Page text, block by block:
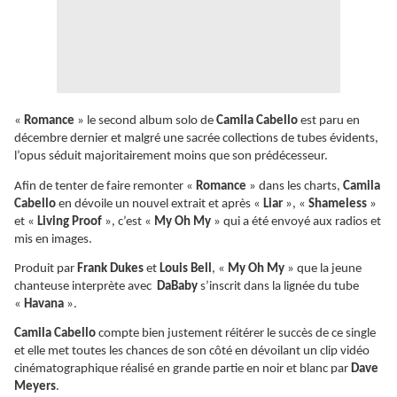
« Romance » le second album solo de Camila Cabello est paru en
décembre dernier et malgré une sacrée collections de tubes évidents,
l’opus séduit majoritairement moins que son prédécesseur.
Afin de tenter de faire remonter « Romance » dans les charts, Camila
Cabello en dévoile un nouvel extrait et après « Liar », « Shameless »
et « Living Proof », c’est « My Oh My » qui a été envoyé aux radios et
mis en images.
Produit par Frank Dukes et Louis Bell , « My Oh My » que la jeune
chanteuse interprète avec DaBaby s’inscrit dans la lignée du tube
« Havana ».
Camila Cabello compte bien justement réitérer le succès de ce single
et elle met toutes les chances de son côté en dévoilant un clip vidéo
cinématographique réalisé en grande partie en noir et blanc par Dave
Meyers.